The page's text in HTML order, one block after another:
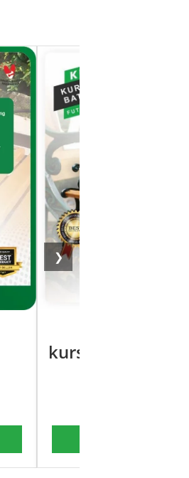
❯
kursi taman